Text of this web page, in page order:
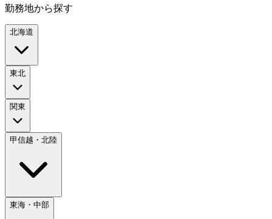
勤務地から探す
北海道
東北
関東
甲信越・北陸
東海・中部